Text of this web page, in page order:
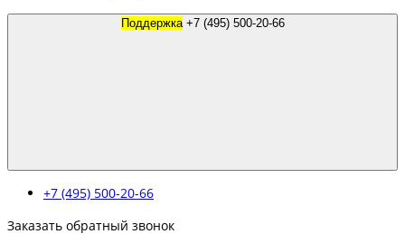
Поддержка +7 (495) 500-20-66
+7 (495) 500-20-66
Заказать обратный звонок